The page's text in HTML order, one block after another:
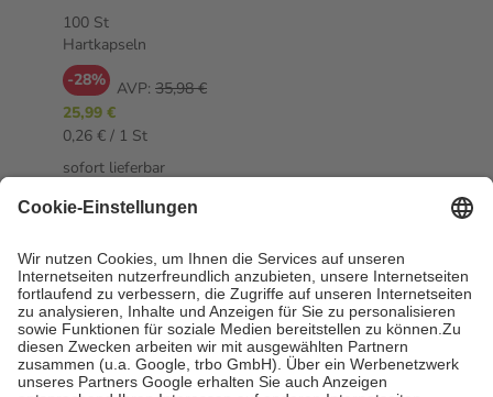
100 St
Hartkapseln
-28% AVP: 35,98 €
25,99 €
0,26 € / 1 St
sofort lieferbar
In den Warenkorb
Bestseller